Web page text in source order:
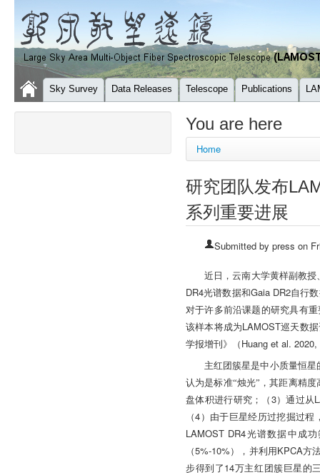
Sky Survey Data Releases Telescope Publications
You are here
Home
研究团队发布
系列重要进展
Submitted by press on
近日，云南大学黄样副教
DR4光谱数据和Gaia DR2自行
对于许多前沿课题的研究具有
该样本将成为LAMOST巡天数
学报增刊》（ Huang et al.
主红团簇星是中小质量恒
认为是标准“烛光”，其距离精度
盘体积进行研究；（ 3）通过从
（4 ）由于巨星经历过挖掘过
LAMOST DR4光谱数据中成
（5%-10% ），并利用 KPCA方
步得到了 14万主红团簇巨星的